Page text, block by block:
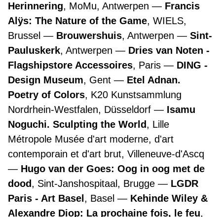
Herinnering, MoMu, Antwerpen
Francis
Alÿs: The Nature of the Game, WIELS,
Brussel
Brouwershuis, Antwerpen
Sint-
Pauluskerk, Antwerpen
Dries van Noten -
Flagshipstore Accessoires, Paris
DING -
Design Museum, Gent
Etel Adnan.
Poetry of Colors, K20 Kunstsammlung
Nordrhein-Westfalen, Düsseldorf
Isamu
Noguchi. Sculpting the World, Lille
Métropole Musée d'art moderne, d'art
contemporain et d'art brut, Villeneuve-d'Ascq
Hugo van der Goes: Oog in oog met de
dood, Sint-Janshospitaal, Brugge
LGDR
Paris - Art Basel , Basel
Kehinde Wiley &
Alexandre Diop: La prochaine fois, le feu,